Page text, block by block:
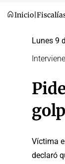
Inicio
Lunes 9
Víctima
declaró